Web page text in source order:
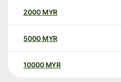
2000 MYR
5000 MYR
10000 MYR